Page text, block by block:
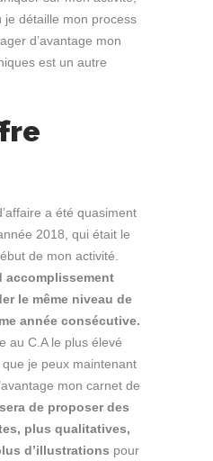
je détaille mon process
d’avantage mon
est un autre
a été quasiment
2018, qui était le
de mon activité.
accomplissement
le même niveau de
année consécutive.
au C.A le plus élevé
je peux maintenant
mon carnet de
de proposer des
plus qualitatives,
d’illustrations pour